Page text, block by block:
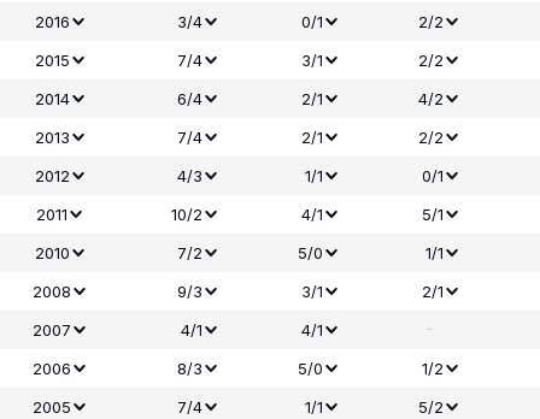
2016
3/4 0/1
2/2
2015
7/4 3/1
2/2
2014
6/4 2/1
4/2
2013
7/4 2/1
2/2
2012
4/3 1/1
0/1
2011
10/2 4/1
5/1
2010
7/2 5/0
1/1
2008
9/3 3/1
2/1
2007
4/1 4/1 -
2006 8/3 5/0
1/2
2005
7/4 1/1
5/2